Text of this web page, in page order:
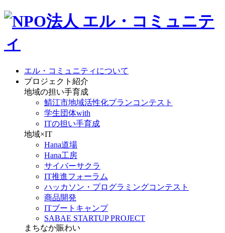
エル・コミュニティについて
プロジェクト紹介
地域の担い手育成
鯖江市地域活性化プランコンテスト
学生団体with
ITの担い手育成
地域×IT
Hana道場
Hana工房
サイバーサクラ
IT推進フォーラム
ハッカソン・プログラミングコンテスト
商品開発
ITブートキャンプ
SABAE STARTUP PROJECT
まちなか賑わい